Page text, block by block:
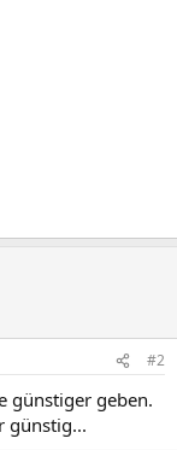
#2
günstiger geben.
günstig...